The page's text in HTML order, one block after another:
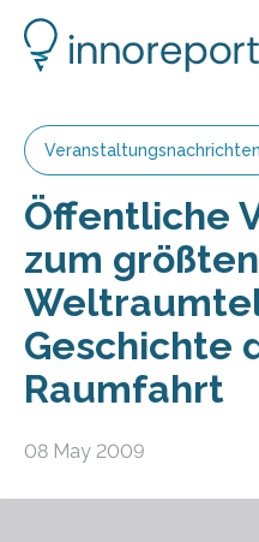
Veranstaltungsnachrichten
Öffentliche
zum größten
Geschichte
Raumfahrt
08 May 2009